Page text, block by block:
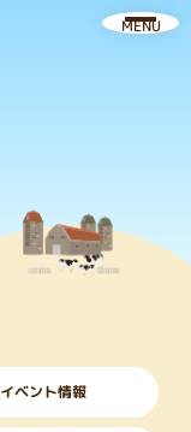
MENU
イベント情報